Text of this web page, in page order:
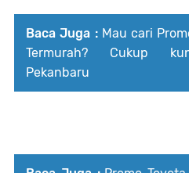
Baca Juga : Mau cari
Termurah? Cukup
Pekanbaru